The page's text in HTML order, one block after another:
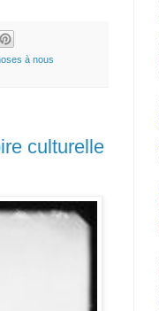
à nous
culturelle